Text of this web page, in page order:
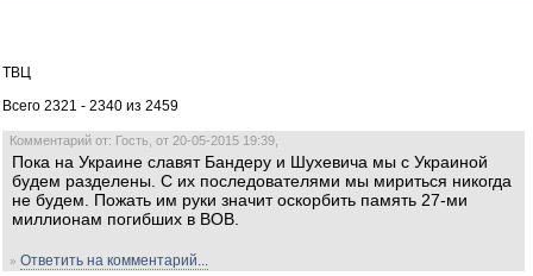
ТВЦ
Всего 2321 - 2340 из 2459
Комментарий от: Гость, от 20-05-2015 19:39,
Пока на Украине славят Бандеру и Шухевича мы с Украиной
будем разделены. С их последователями мы мириться никогда
не будем. Пожать им руки значит оскорбить память 27-ми
миллионам погибших в ВОВ.
» Ответить на комментарий...